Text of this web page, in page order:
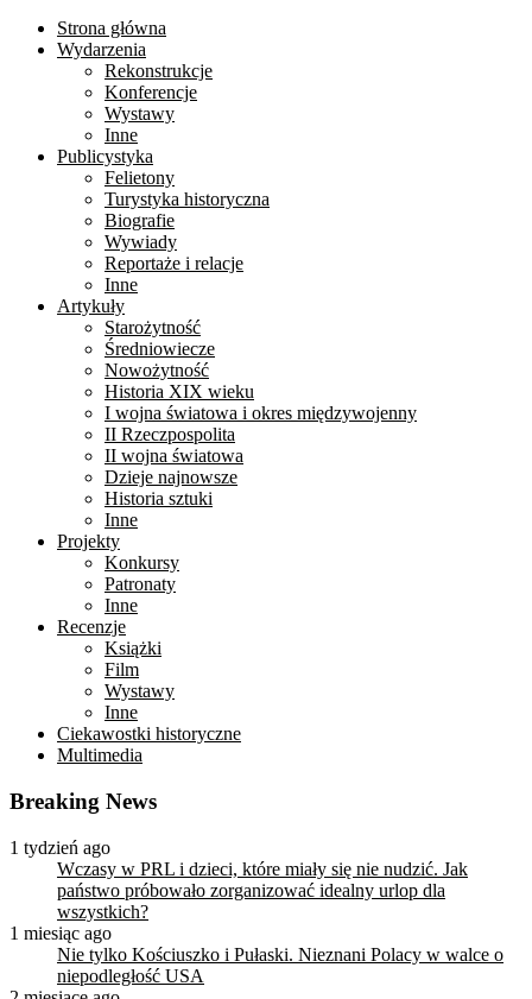
Strona główna
Wydarzenia
Rekonstrukcje
Konferencje
Wystawy
Inne
Publicystyka
Felietony
Turystyka historyczna
Biografie
Wywiady
Reportaże i relacje
Inne
Artykuły
Starożytność
Średniowiecze
Nowożytność
Historia XIX wieku
I wojna światowa i okres międzywojenny
II Rzeczpospolita
II wojna światowa
Dzieje najnowsze
Historia sztuki
Inne
Projekty
Konkursy
Patronaty
Inne
Recenzje
Książki
Film
Wystawy
Inne
Ciekawostki historyczne
Multimedia
Breaking News
1 tydzień ago
Wczasy w PRL i dzieci, które miały się nie nudzić. Jak
państwo próbowało zorganizować idealny urlop dla
wszystkich?
1 miesiąc ago
Nie tylko Kościuszko i Pułaski. Nieznani Polacy w walce o
niepodległość USA